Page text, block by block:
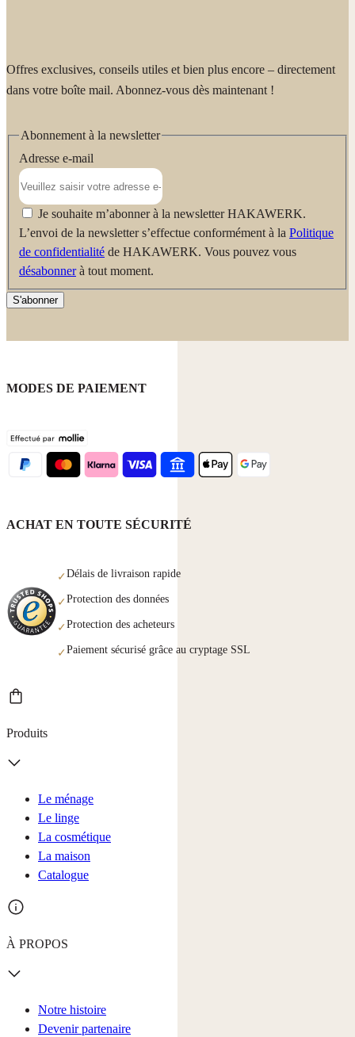
pour les allergiques). Sa qualité certifiée garantit un chiffon
indéformable, durable et qui ne peluche pas, même après de
Offres exclusives, conseils utiles et bien plus encore – directement
dans votre boîte mail. Abonnez-vous dès maintenant !
Abonnement à la newsletter
Adresse e-mail
Je souhaite m’abonner à la newsletter HAKAWERK.
L’envoi de la newsletter s’effectue conformément à la Politique
de confidentialité de HAKAWERK. Vous pouvez vous
désabonnerà tout moment.
S'abonner
MODES DE PAIEMENT
ACHAT EN TOUTE SÉCURITÉ
✓Délais de livraison rapide
✓Protection des données
✓Protection des acheteurs
✓Paiement sécurisé grâce au cryptage SSL
Produits
Le ménage
Le linge
La cosmétique
La maison
Catalogue
À PROPOS
Notre histoire
Devenir partenaire